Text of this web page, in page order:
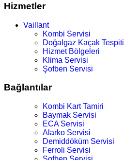
Hizmetler
Vaillant
Kombi Servisi
Doğalgaz Kaçak Tespiti
Hizmet Bölgeleri
Klima Servisi
Şofben Servisi
Bağlantılar
Kombi Kart Tamiri
Baymak Servisi
ECA Servisi
Alarko Servisi
Demiddöküm Servisi
Ferroli Servisi